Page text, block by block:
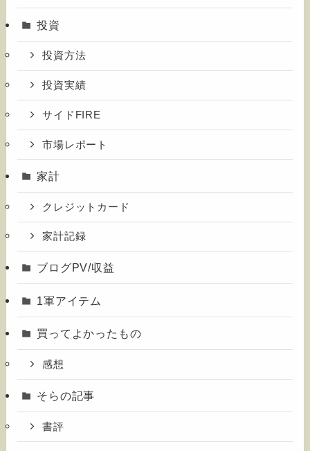
投資
投資方法
投資実績
サイドFIRE
市場レポート
家計
クレジットカード
家計記録
ブログPV/収益
1軍アイテム
買ってよかったもの
感想
そらの記事
書評